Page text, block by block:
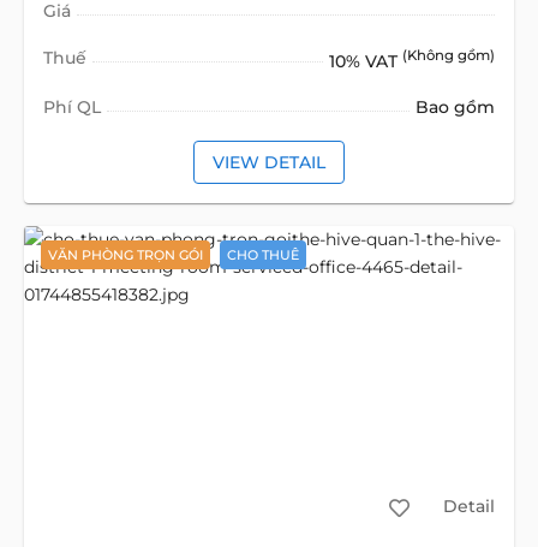
Giá
Thuế 10% VAT (Không gồm)
Phí QL Bao gồm
VIEW DETAIL
VĂN PHÒNG TRỌN GÓI CHO THUÊ
Detail